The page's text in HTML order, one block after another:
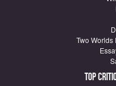
Two Worlds
Top